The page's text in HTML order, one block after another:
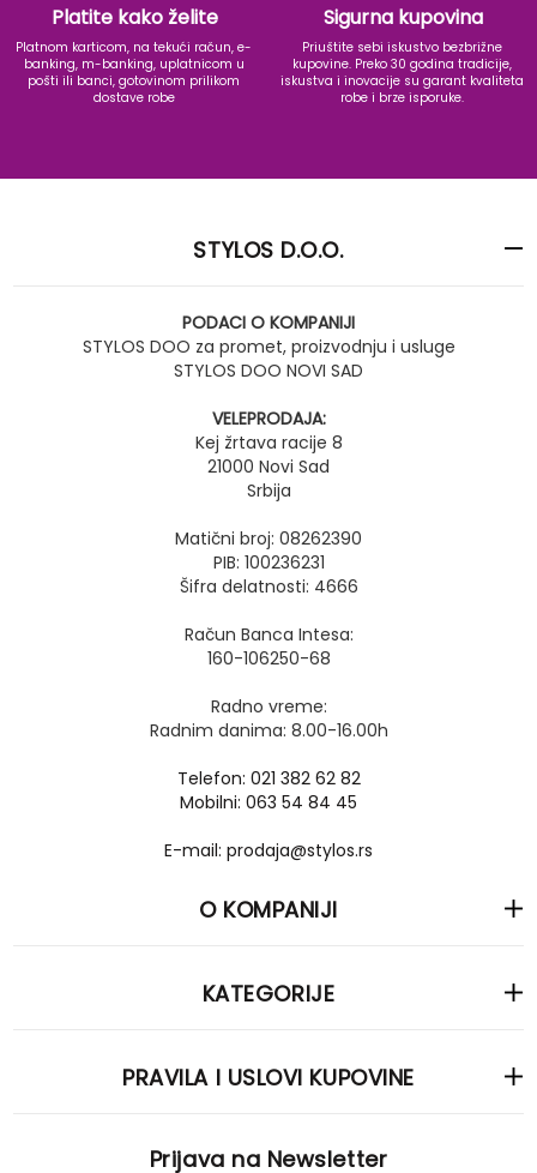
Platite kako želite
Platnom karticom, na tekući račun, e-
banking, m-banking, uplatnicom u
pošti ili banci, gotovinom prilikom
dostave robe
Sigurna kupovina
Priuštite sebi iskustvo bezbrižne
kupovine. Preko 30 godina tradicije,
iskustva i inovacije su garant kvaliteta
robe i brze isporuke.
STYLOS D.O.O.
PODACI O KOMPANIJI
STYLOS DOO za promet, proizvodnju i usluge
STYLOS DOO NOVI SAD
VELEPRODAJA:
Kej žrtava racije 8
21000 Novi Sad
Srbija
Matični broj: 08262390
PIB: 100236231
Šifra delatnosti: 4666
Račun Banca Intesa:
160-106250-68
Radno vreme:
Radnim danima: 8.00-16.00h
Telefon: 021 382 62 82
Mobilni: 063 54 84 45
E-mail: prodaja@stylos.rs
O KOMPANIJI
KATEGORIJE
PRAVILA I USLOVI KUPOVINE
Prijava na Newsletter